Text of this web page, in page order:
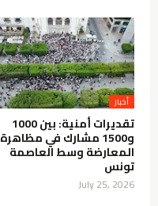
أخبار
تقديرات أمنية: بين 1000
و1500 مشارك في مظاهرة
المعارضة وسط العاصمة
تونس
July 25, 2026